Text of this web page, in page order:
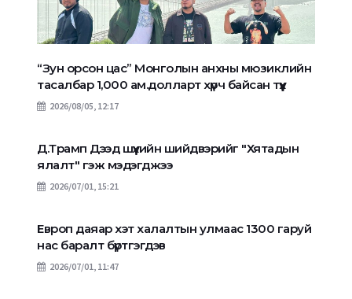
“Зун орсон цас” Монголын анхны мюзиклийн
тасалбар 1,000 ам.долларт хүрч байсан түүх
2026/08/05, 12:17
Д.Трамп Дээд шүүхийн шийдвэрийг "Хятадын
ялалт" гэж мэдэгджээ
2026/07/01, 15:21
Европ даяар хэт халалтын улмаас 1300 гаруй
нас баралт бүртгэгдэв
2026/07/01, 11:47